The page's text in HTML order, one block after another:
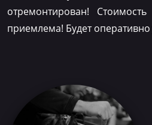
отремонтирован!
приемлема! Будет